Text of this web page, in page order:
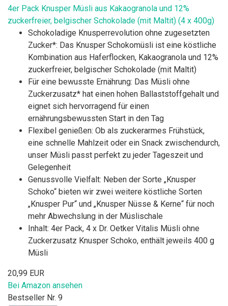
4er Pack Knusper Müsli aus Kakaogranola und 12%
zuckerfreier, belgischer Schokolade (mit Maltit) (4 x 400g)
Schokoladige Knusperrevolution ohne zugesetzten
Zucker*: Das Knusper Schokomüsli ist eine köstliche
Kombination aus Haferflocken, Kakaogranola und 12%
zuckerfreier, belgischer Schokolade (mit Maltit)
Für eine bewusste Ernährung: Das Müsli ohne
Zuckerzusatz* hat einen hohen Ballaststoffgehalt und
eignet sich hervorragend für einen
ernährungsbewussten Start in den Tag
Flexibel genießen: Ob als zuckerarmes Frühstück,
eine schnelle Mahlzeit oder ein Snack zwischendurch,
unser Müsli passt perfekt zu jeder Tageszeit und
Gelegenheit
Genussvolle Vielfalt: Neben der Sorte „Knusper
Schoko“ bieten wir zwei weitere köstliche Sorten
„Knusper Pur“ und „Knusper Nüsse & Kerne“ für noch
mehr Abwechslung in der Müslischale
Inhalt: 4er Pack, 4 x Dr. Oetker Vitalis Müsli ohne
Zuckerzusatz Knusper Schoko, enthält jeweils 400 g
Müsli
20,99 EUR
Bei Amazon ansehen
Bestseller Nr. 9